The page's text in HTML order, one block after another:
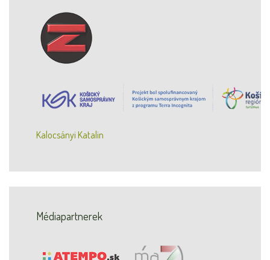
Kalocsányi Katalin
Médiapartnerek